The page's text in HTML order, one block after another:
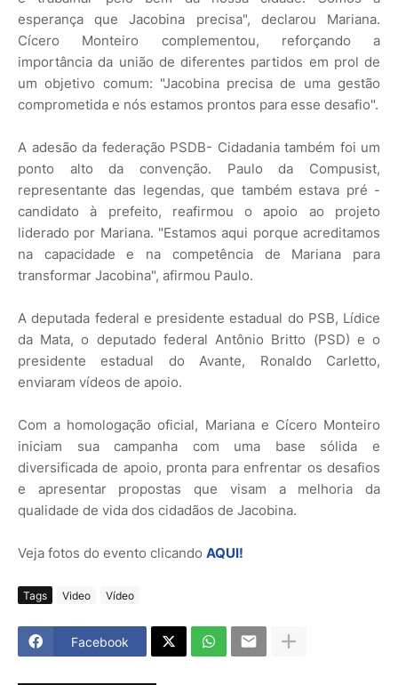
esperança que Jacobina precisa", declarou Mariana.
Cícero Monteiro complementou, reforçando a
importância da união de diferentes partidos em prol de
um objetivo comum: "Jacobina precisa de uma gestão
comprometida e nós estamos prontos para esse desafio".
A adesão da federação PSDB- Cidadania também foi um
ponto alto da convenção. Paulo da Compusist,
representante das legendas, que também estava pré -
candidato à prefeito, reafirmou o apoio ao projeto
liderado por Mariana. "Estamos aqui porque acreditamos
na capacidade e na competência de Mariana para
transformar Jacobina", afirmou Paulo.
A deputada federal e presidente estadual do PSB, Lídice
da Mata, o deputado federal Antônio Britto (PSD) e o
presidente estadual do Avante, Ronaldo Carletto,
enviaram vídeos de apoio.
Com a homologação oficial, Mariana e Cícero Monteiro
iniciam sua campanha com uma base sólida e
diversificada de apoio, pronta para enfrentar os desafios
e apresentar propostas que visam a melhoria da
qualidade de vida dos cidadãos de Jacobina.
Veja fotos do evento clicando AQUI!
Tags Video Vídeo
Facebook